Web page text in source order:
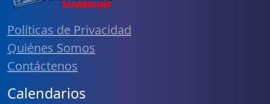
Políticas de Privacidad
Quiénes Somos
Contáctenos
Calendarios